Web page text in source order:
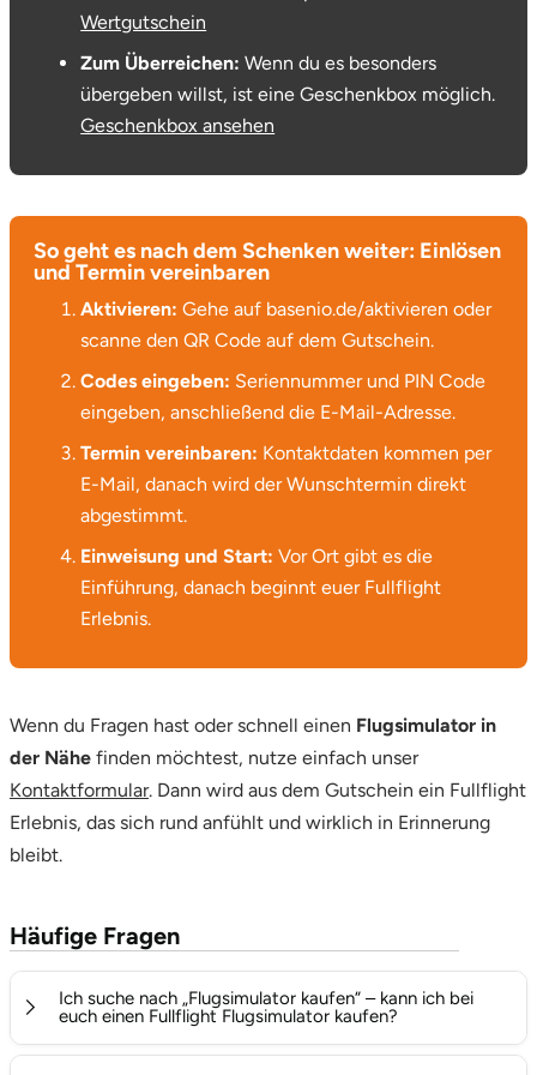
Wertgutschein
Zum Überreichen: Wenn du es besonders
übergeben willst, ist eine Geschenkbox möglich.
Geschenkbox ansehen
So geht es nach dem Schenken weiter: Einlösen
und Termin vereinbaren
Aktivieren: Gehe auf basenio.de/aktivieren oder
scanne den QR Code auf dem Gutschein.
Codes eingeben: Seriennummer und PIN Code
eingeben, anschließend die E-Mail-Adresse.
Termin vereinbaren: Kontaktdaten kommen per
E-Mail, danach wird der Wunschtermin direkt
abgestimmt.
Einweisung und Start: Vor Ort gibt es die
Einführung, danach beginnt euer Fullflight
Erlebnis.
Wenn du Fragen hast oder schnell einen Flugsimulator in
der Nähe finden möchtest, nutze einfach unser
Kontaktformular. Dann wird aus dem Gutschein ein Fullflight
Erlebnis, das sich rund anfühlt und wirklich in Erinnerung
bleibt.
Häufige Fragen
Ich suche nach „Flugsimulator kaufen“ – kann ich bei
euch einen Fullflight Flugsimulator kaufen?